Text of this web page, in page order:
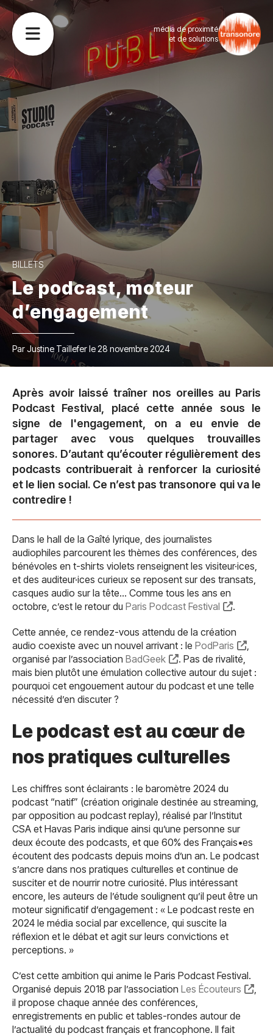
média de proximité
et de solutions
BILLETS
Le podcast, moteur
d’engagement
Par Justine Taillefer le 28 novembre 2024
Après avoir laissé traîner nos oreilles au Paris
Podcast Festival, placé cette année sous le
signe de l'engagement, on a eu envie de
partager avec vous quelques trouvailles
sonores. D’autant qu’écouter régulièrement des
podcasts contribuerait à renforcer la curiosité
et le lien social. Ce n’est pas transonore qui va le
contredire !
Dans le hall de la Gaîté lyrique, des journalistes
audiophiles parcourent les thèmes des conférences, des
bénévoles en t-shirts violets renseignent les visiteur·ices,
et des auditeur·ices curieux se reposent sur des transats,
casques audio sur la tête… Comme tous les ans en
octobre, c’est le retour du Paris Podcast Festival .
Cette année, ce rendez-vous attendu de la création
audio coexiste avec un nouvel arrivant : le PodParis
,
organisé par l’association BadGeek
. Pas de rivalité,
mais bien plutôt une émulation collective autour du sujet :
pourquoi cet engouement autour du podcast et une telle
nécessité d’en discuter ?
Le podcast est au cœur de
nos pratiques culturelles
Les chiffres sont éclairants : le baromètre 2024 du
podcast “natif” (création originale destinée au streaming,
par opposition au podcast replay), réalisé par l’Institut
CSA et Havas Paris indique ainsi qu’une personne sur
deux écoute des podcasts, et que 60% des Français•es
écoutent des podcasts depuis moins d’un an. Le podcast
s’ancre dans nos pratiques culturelles et continue de
susciter et de nourrir notre curiosité. Plus intéressant
encore, les auteurs de l’étude soulignent qu’il peut être un
moteur significatif d’engagement : « Le podcast reste en
2024 le média social par excellence, qui suscite la
réflexion et le débat et agit sur leurs convictions et
perceptions. »
C’est cette ambition qui anime le Paris Podcast Festival.
Organisé depuis 2018 par l’association Les Écouteurs
,
il propose chaque année des conférences,
enregistrements en public et tables-rondes autour de
l’actualité du podcast français et francophone. Il fait